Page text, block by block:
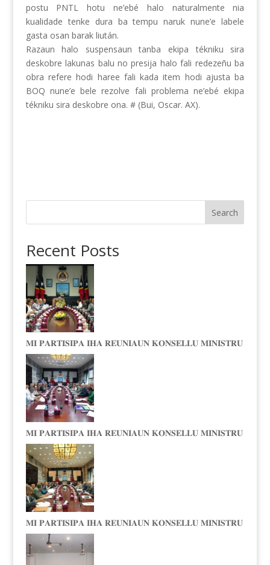
postu PNTL hotu ne’ebé halo naturalmente nia
kualidade tenke dura ba tempu naruk nune’e labele
gasta osan barak liután.
Razaun halo suspensaun tanba ekipa tékniku sira
deskobre lakunas balu no presija halo fali redezeñu ba
obra refere hodi haree fali kada item hodi ajusta ba
BOQ nune’e bele rezolve fali problema ne’ebé ekipa
tékniku sira deskobre ona. # (Bui, Oscar. AX).
Search
Recent Posts
𝐌𝐈 𝐏𝐀𝐑𝐓𝐈𝐒𝐈𝐏𝐀 𝐈𝐇𝐀 𝐑𝐄𝐔𝐍𝐈𝐀𝐔𝐍 𝐊𝐎𝐍𝐒𝐄𝐋𝐋𝐔 𝐌𝐈𝐍𝐈𝐒𝐓𝐑𝐔
𝐌𝐈 𝐏𝐀𝐑𝐓𝐈𝐒𝐈𝐏𝐀 𝐈𝐇𝐀 𝐑𝐄𝐔𝐍𝐈𝐀𝐔𝐍 𝐊𝐎𝐍𝐒𝐄𝐋𝐋𝐔 𝐌𝐈𝐍𝐈𝐒𝐓𝐑𝐔
𝐌𝐈 𝐏𝐀𝐑𝐓𝐈𝐒𝐈𝐏𝐀 𝐈𝐇𝐀 𝐑𝐄𝐔𝐍𝐈𝐀𝐔𝐍 𝐊𝐎𝐍𝐒𝐄𝐋𝐋𝐔 𝐌𝐈𝐍𝐈𝐒𝐓𝐑𝐔